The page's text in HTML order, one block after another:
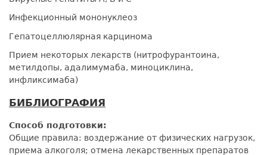
Инфекционный мононуклеоз
Гепатоцеллюлярная карцинома
Прием некоторых лекарств (нитрофурантоина,
метилдопы, адалимумаба, миноциклина,
инфликсимаба)
БИБЛИОГРАФИЯ
Способ подготовки:
Общие правила: воздержание от физических нагрузок,
приема алкоголя; отмена лекарственных препаратов